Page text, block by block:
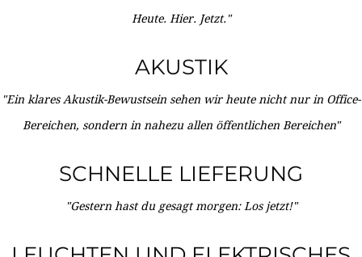
Heute. Hier. Jetzt."
AKUSTIK
"Ein klares Akustik-Bewustsein sehen wir heute nicht nur in Office-
Bereichen, sondern in nahezu allen öffentlichen Bereichen"
SCHNELLE LIEFERUNG
"Gestern hast du gesagt morgen: Los jetzt!"